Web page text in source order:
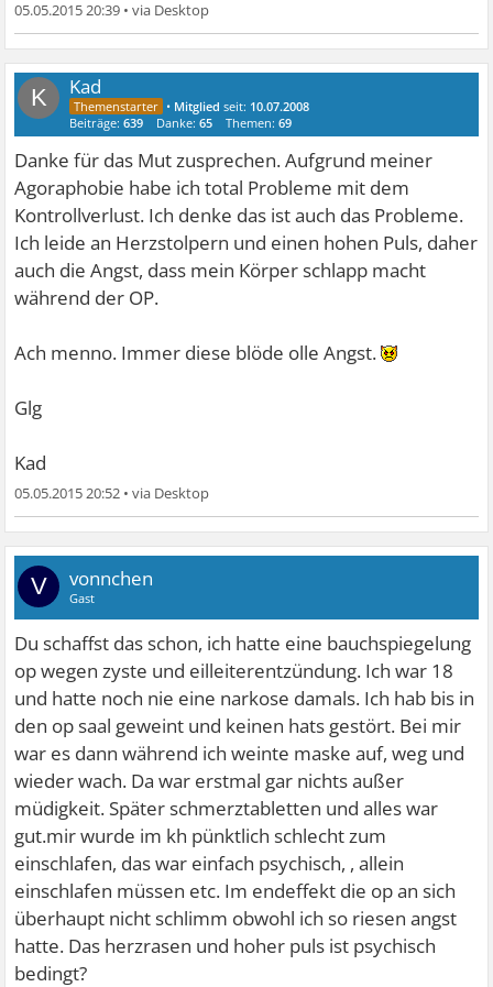
05.05.2015 20:39 •
K Kad
• Mitglied seit: 10.07.2008
Beiträge:639 Danke:65 Themen:69
Danke für das Mut zusprechen. Aufgrund meiner
Agoraphobie habe ich total Probleme mit dem
Kontrollverlust. Ich denke das ist auch das Probleme.
Ich leide an Herzstolpern und einen hohen Puls, daher
auch die Angst, dass mein Körper schlapp macht
während der OP.
Ach menno. Immer diese blöde olle Angst.
Glg
Kad
05.05.2015 20:52 •
V vonnchen
Gast
Du schaffst das schon, ich hatte eine bauchspiegelung
op wegen zyste und eilleiterentzündung. Ich war 18
und hatte noch nie eine narkose damals. Ich hab bis in
den op saal geweint und keinen hats gestört. Bei mir
war es dann während ich weinte maske auf, weg und
wieder wach. Da war erstmal gar nichts außer
müdigkeit. Später schmerztabletten und alles war
gut.mir wurde im kh pünktlich schlecht zum
einschlafen, das war einfach psychisch, , allein
einschlafen müssen etc. Im endeffekt die op an sich
überhaupt nicht schlimm obwohl ich so riesen angst
hatte. Das herzrasen und hoher puls ist psychisch
bedingt?